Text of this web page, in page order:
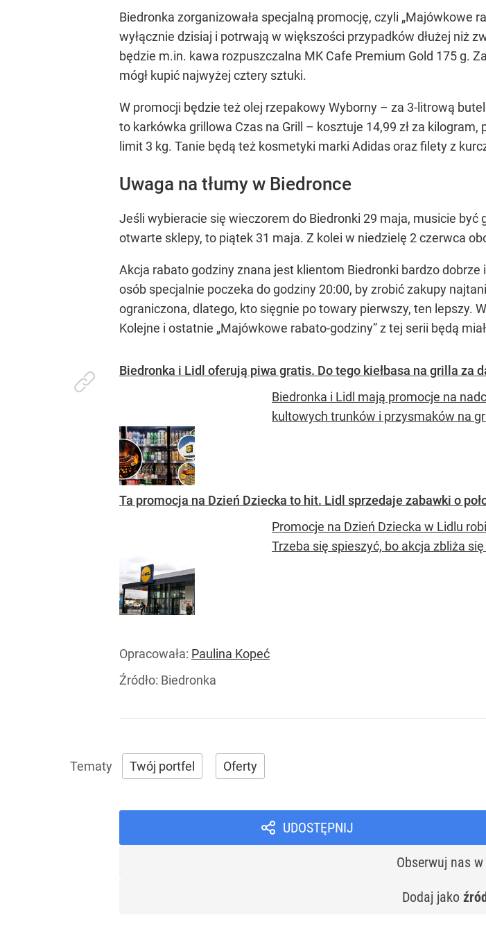
Biedronka zorganizowała specjalną promocję, czyli „Majówkowe
wyłącznie dzisiaj i potrwają w większości przypadków dłużej niż
będzie m.in. kawa rozpuszczalna MK Cafe Premium Gold 175 g.
mógł kupić najwyżej cztery sztuki.
W promocji będzie też olej rzepakowy Wyborny – za 3-litrową
to karkówka grillowa Czas na Grill – kosztuje 14,99 zł za
limit 3 kg. Tanie będą też kosmetyki marki Adidas oraz filety z
Uwaga na tłumy w Biedronce
Jeśli wybieracie się wieczorem do Biedronki 29 maja, musicie
otwarte sklepy, to piątek 31 maja. Z kolei w niedzielę 2 czerwca
Akcja rabato godziny znana jest klientom Biedronki bardzo
osób specjalnie poczeka do godziny 20:00, by zrobić zakupy
ograniczona, dlatego, kto sięgnie po towary pierwszy, ten lepszy.
Kolejne i ostatnie „Majówkowe rabato-godziny” z tej serii będą
Biedronka i Lidl oferują piwa gratis. Do tego kiełbasa na grilla za
Biedronka i Lidl mają promocje na
kultowych trunków i przysmaków na
Ta promocja na Dzień Dziecka to hit. Lidl sprzedaje zabawki o
Promocje na Dzień Dziecka w Lidlu
Trzeba się spieszyć, bo akcja zbliża
Opracowała: Paulina Kopeć
Źródło: Biedronka
Twój portfel Oferty
UDOSTĘPNIJ
Obserwuj nas w
Dodaj jako